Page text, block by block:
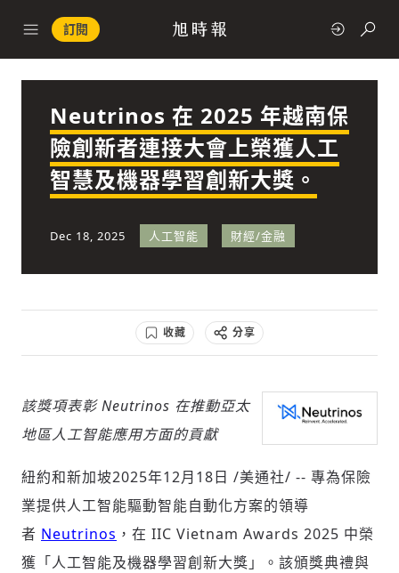
訂閱
快速連結
政治
經濟
科技
社會
Neutrinos 在 2025 年越南保
險創新者連接大會上榮獲人工
智慧及機器學習創新大獎。
Dec 18, 2025 人工智能 財經/金融
收藏 分享
該獎項表彰 Neutrinos 在推動亞太
地區人工智能應用方面的貢獻
紐約和新加坡2025年12月18日 /美通社/ -- 專為保險
業提供人工智能驅動智能自動化方案的領導
者 Neutrinos ，在 IIC Vietnam Awards 2025 中榮
獲「人工智能及機器學習創新大獎」。該頒獎典禮與